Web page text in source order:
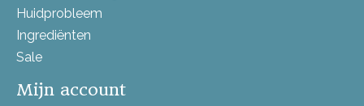
Huidprobleem
Ingrediënten
Sale
Mijn account